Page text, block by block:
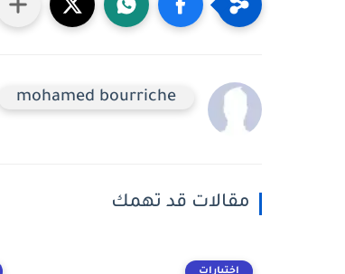
mohamed bourriche
مقالات قد تهمك
اختبارات